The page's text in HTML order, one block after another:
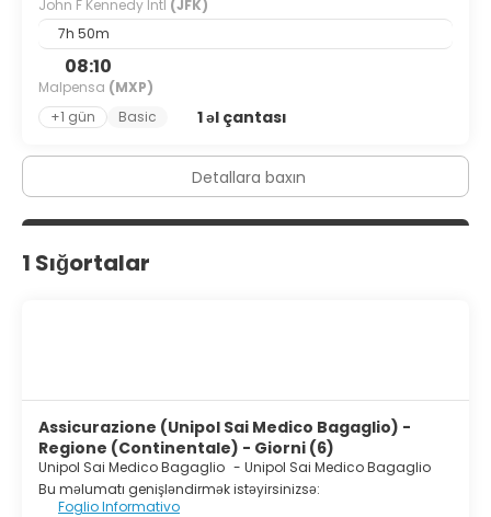
John F Kennedy Intl (JFK)
7h 50m
08:10
Malpensa (MXP)
+1 gün
Basic 1 əl çantası
Detallara baxın
1 Sığortalar
Assicurazione (Unipol Sai Medico Bagaglio) -
Regione (Continentale) - Giorni (6)
Unipol Sai Medico Bagaglio - Unipol Sai Medico Bagaglio
Bu məlumatı genişləndirmək istəyirsinizsə:
Foglio Informativo